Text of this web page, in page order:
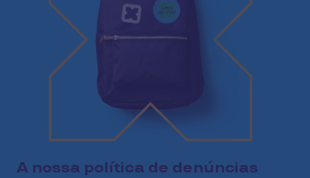
A nossa política de denúncias